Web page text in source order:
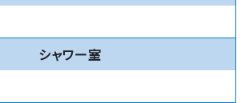
シャワー室